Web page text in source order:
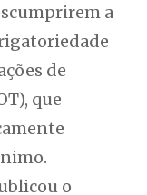
a
de
que
o